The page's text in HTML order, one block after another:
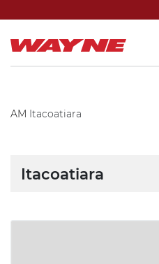
AM Itacoatiara
Itacoatiara